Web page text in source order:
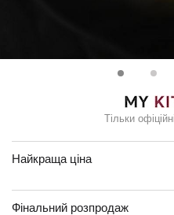
Тільки
Найкраща ціна
Фінальний розпродаж